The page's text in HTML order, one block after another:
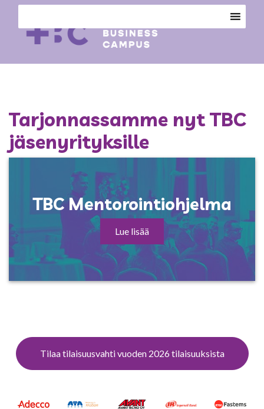
Tarjonnassamme nyt TBC
jäsenyrityksille
TBC Mentorointiohjelma
Lue lisää
Tilaa tilaisuusvahti vuoden 2026 tilaisuuksista